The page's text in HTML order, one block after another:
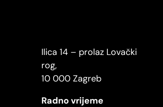
Ilica 14 – prolaz Lovački
rog,
10 000 Zagreb
Radno vrijeme